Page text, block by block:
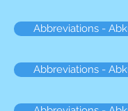
Abbreviations -
Abbreviations -